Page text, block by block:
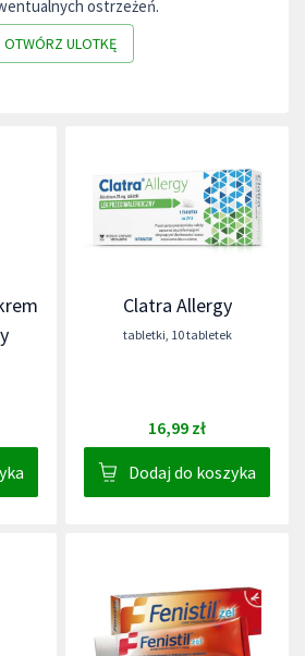
ostrzeżeń.
OTWÓRZ ULOTKĘ
Clatra Allergy
tabletki, 10 tabletek
16,99 zł
Dodaj do koszyka